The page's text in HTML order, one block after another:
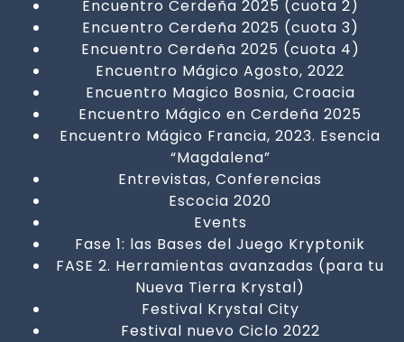
Encuentro Cerdeña 2025 (cuota 2)
Encuentro Cerdeña 2025 (cuota 3)
Encuentro Cerdeña 2025 (cuota 4)
Encuentro Mágico Agosto, 2022
Encuentro Magico Bosnia, Croacia
Encuentro Mágico en Cerdeña 2025
Encuentro Mágico Francia, 2023. Esencia
“Magdalena”
Entrevistas, Conferencias
Escocia 2020
Events
Fase 1: las Bases del Juego Kryptonik
FASE 2. Herramientas avanzadas (para tu
Nueva Tierra Krystal)
Festival Krystal City
Festival nuevo Ciclo 2022